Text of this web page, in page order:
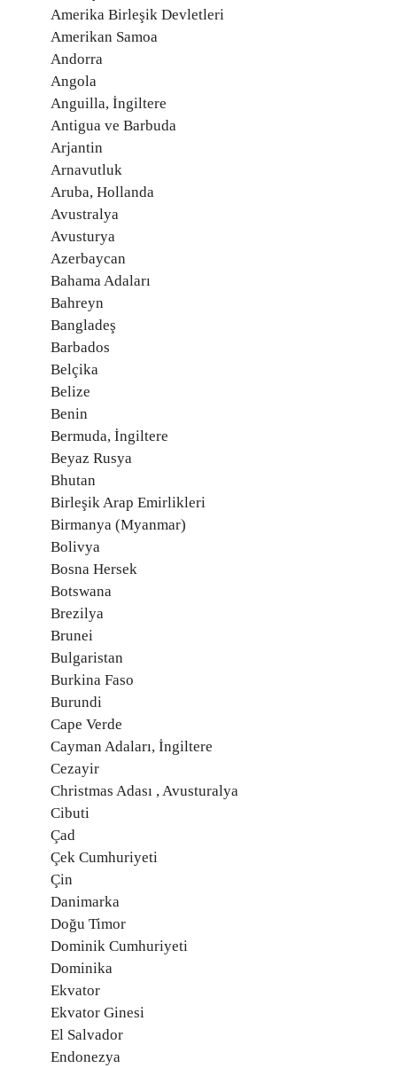
Amerika Birleşik Devletleri
Amerikan Samoa
Andorra
Angola
Anguilla, İngiltere
Antigua ve Barbuda
Arjantin
Arnavutluk
Aruba, Hollanda
Avustralya
Avusturya
Azerbaycan
Bahama Adaları
Bahreyn
Bangladeş
Barbados
Belçika
Belize
Benin
Bermuda, İngiltere
Beyaz Rusya
Bhutan
Birleşik Arap Emirlikleri
Birmanya (Myanmar)
Bolivya
Bosna Hersek
Botswana
Brezilya
Brunei
Bulgaristan
Burkina Faso
Burundi
Cape Verde
Cayman Adaları, İngiltere
Cezayir
Christmas Adası , Avusturalya
Cibuti
Çad
Çek Cumhuriyeti
Çin
Danimarka
Doğu Timor
Dominik Cumhuriyeti
Dominika
Ekvator
Ekvator Ginesi
El Salvador
Endonezya